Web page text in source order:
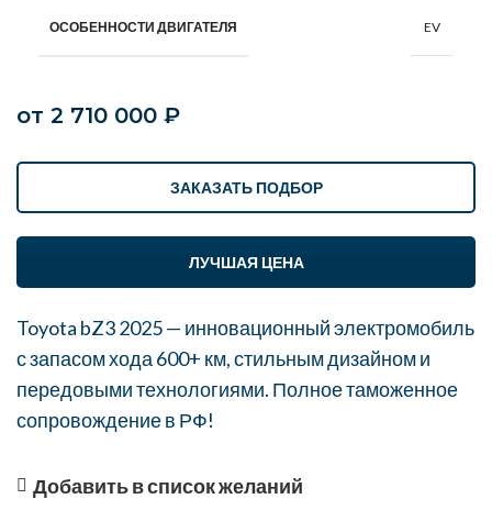
ОСОБЕННОСТИ ДВИГАТЕЛЯ EV
от 2 710 000 ₽
ЛУЧШАЯ ЦЕНА
ЗАКАЗАТЬ ПОДБОР
Toyota bZ3 2025 — инновационный электромобиль
с запасом хода 600+ км, стильным дизайном и
передовыми технологиями. Полное таможенное
сопровождение в РФ!
Добавить в список желаний